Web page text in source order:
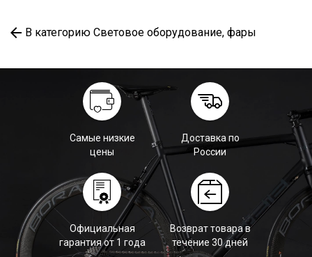
В категорию Световое оборудование, фары
Самые низкие
цены
Доставка по
России
Официальная
гарантия от 1 года
Возврат товара в
течение 30 дней